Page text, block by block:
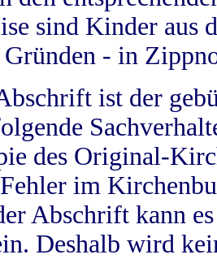
sind Kinder aus
- in
ist der
des Original-
im
Abschrift kann
Deshalb wird